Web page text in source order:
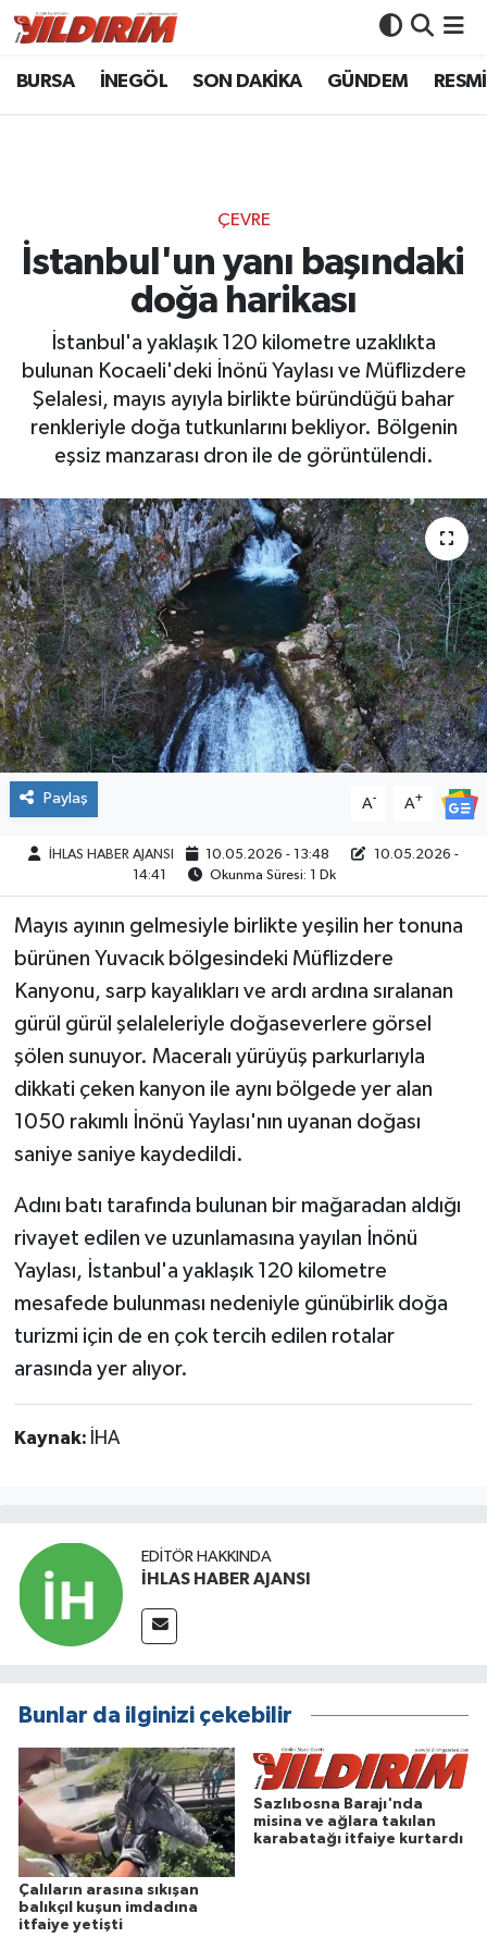
BURSA İNEGÖL SON DAKİKA GÜNDEM
ÇEVRE
İstanbul'un yanı başındaki
doğa harikası
İstanbul'a yaklaşık 120 kilometre uzaklıkta
bulunan Kocaeli'deki İnönü Yaylası ve Müflizdere
Şelalesi, mayıs ayıyla birlikte büründüğü bahar
renkleriyle doğa tutkunlarını bekliyor. Bölgenin
eşsiz manzarası dron ile de görüntülendi.
Paylaş A- A+
İHLAS HABER AJANSI 10.05.2026 - 13:48
10.05.2026 -
14:41
Okunma Süresi: 1 Dk
Mayıs ayının gelmesiyle birlikte yeşilin her tonuna
bürünen Yuvacık bölgesindeki Müflizdere
Kanyonu, sarp kayalıkları ve ardı ardına sıralanan
gürül gürül şelaleleriyle doğaseverlere görsel
şölen sunuyor. Maceralı yürüyüş parkurlarıyla
dikkati çeken kanyon ile aynı bölgede yer alan
1050 rakımlı İnönü Yaylası'nın uyanan doğası
saniye saniye kaydedildi.
Adını batı tarafında bulunan bir mağaradan aldığı
rivayet edilen ve uzunlamasına yayılan İnönü
Yaylası, İstanbul'a yaklaşık 120 kilometre
mesafede bulunması nedeniyle günübirlik doğa
turizmi için de en çok tercih edilen rotalar
arasında yer alıyor.
Kaynak: İHA
EDITÖR HAKKINDA
İHLAS HABER AJANSI
Bunlar da ilginizi çekebilir
Çalıların arasına sıkışan
balıkçıl kuşun imdadına
itfaiye yetişti
Sazlıbosna Barajı'nda
misina ve ağlara takılan
karabatağı itfaiye kurtardı
BURSA
GÜNDEM
RESMİ İLANLAR
KÖŞE YAZILARI
SİYASET
YAŞAM
SPOR
Bursa Nöbetçi Eczaneler
Bursa Trafik Yoğunluk Haritası
Süper Lig Puan Durumu ve Fikstür
Tüm Manşetler
Son Dakika Haberleri
Haber Arşivi